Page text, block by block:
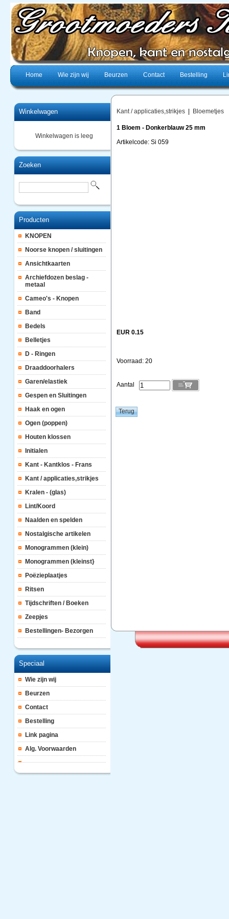
Home Wie zijn wij Beurzen Contact Bestelling
Winkelwagen
Winkelwagen is leeg
Zoeken
Producten
KNOPEN
Noorse knopen / sluitingen
Ansichtkaarten
Archiefdozen beslag -
metaal
Cameo's - Knopen
Band
Bedels
Belletjes
D - Ringen
Draaddoorhalers
Garen/elastiek
Gespen en Sluitingen
Haak en ogen
Ogen (poppen)
Houten klossen
Initialen
Kant - Kantklos - Frans
Kant / applicaties,strikjes
Kralen - (glas)
Lint/Koord
Naalden en spelden
Nostalgische artikelen
Monogrammen (klein)
Monogrammen (kleinst}
Poëzieplaatjes
Ritsen
Tijdschriften / Boeken
Zeepjes
Bestellingen- Bezorgen
Speciaal
Wie zijn wij
Beurzen
Contact
Bestelling
Link pagina
Alg. Voorwaarden
Kant / applicaties,strikjes Bloemetjes
1 Bloem - Donkerblauw 25 mm
Artikelcode: Si 059
EUR 0.15
Voorraad: 20
Aantal